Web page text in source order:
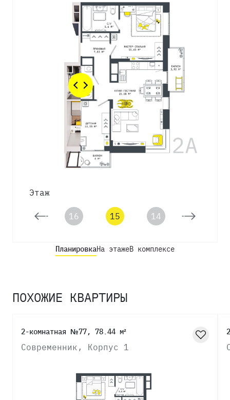
Этаж
17 16 15 14 13
ПланировкаНа этажеВ комплексе
ПОХОЖИЕ КВАРТИРЫ
2-комнатная №77, 78.44 м²
Современник, Корпус 1